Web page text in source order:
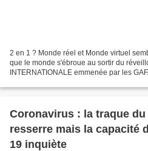
2 en 1 ? Monde réel et Monde virtuel
que le monde s'ébroue au sortir du
INTERNATIONALE emmenée par les
Coronavirus : la traque
resserre mais la capacité
19 inquiète